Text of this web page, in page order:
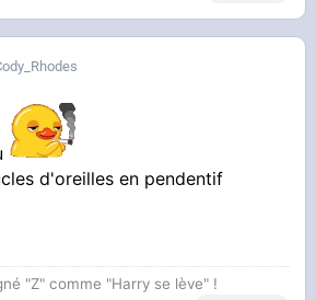
d'oreilles en pendentif
"Z" comme "Harry se lève" !